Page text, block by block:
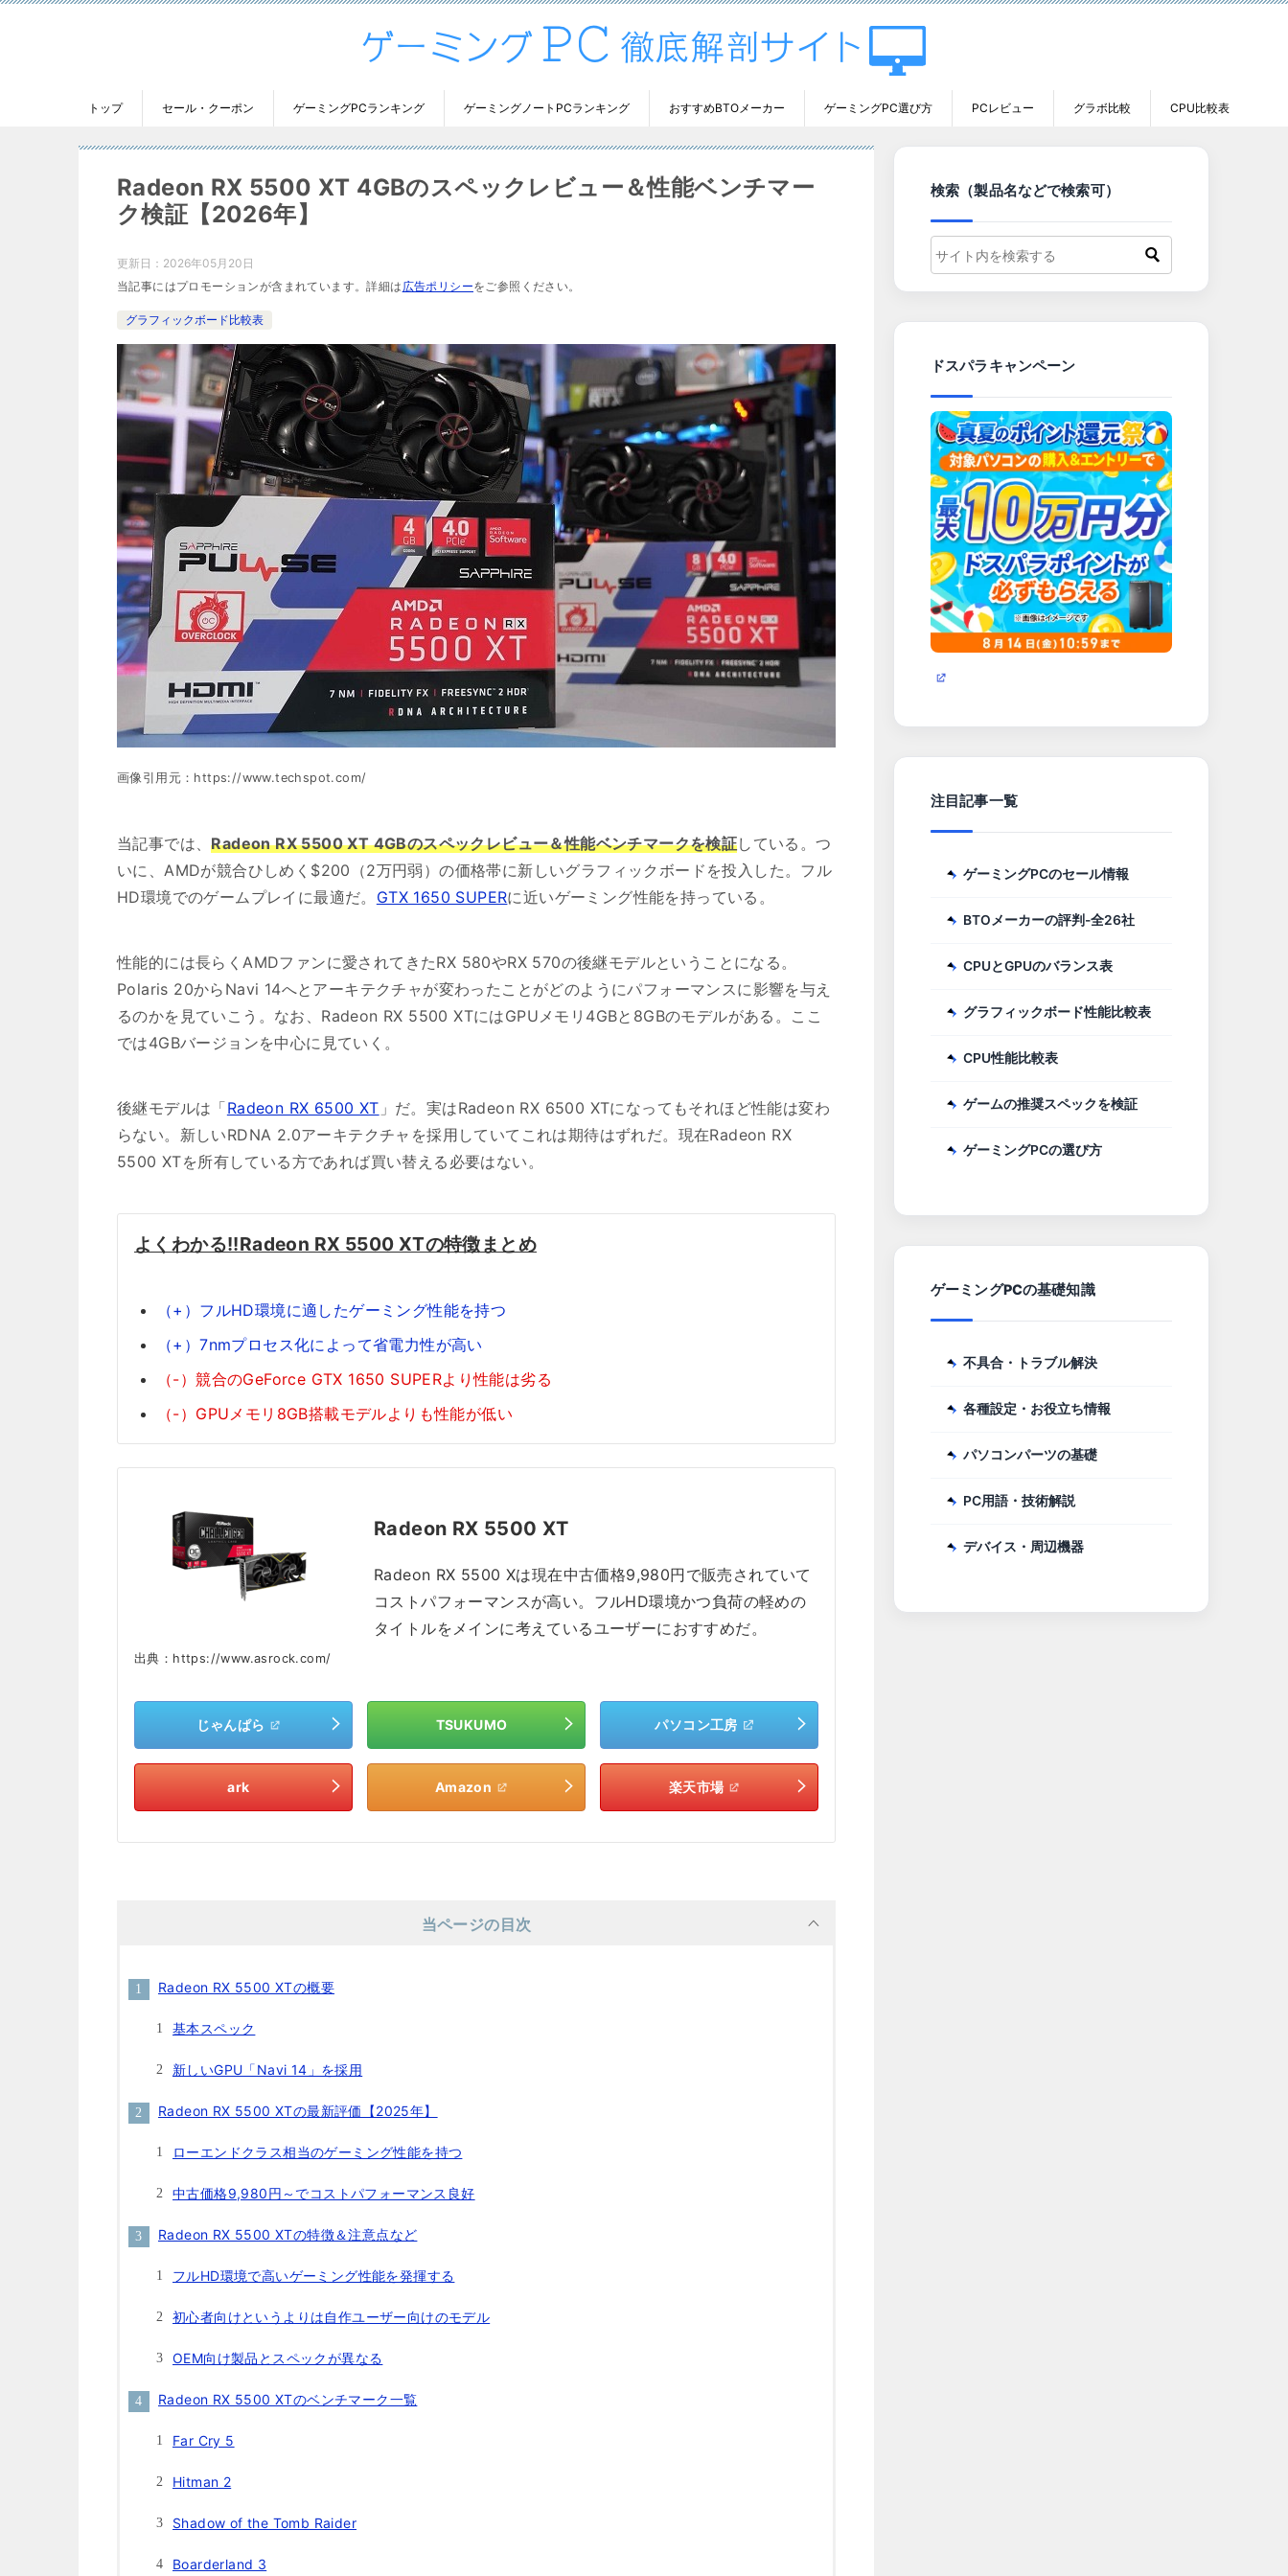
トップ セール・クーポン ゲーミングPCランキング ゲーミングノートPCランキング おすすめBTOメーカー ゲーミングPC選び方 PCレビュー グラボ比較 CPU比較表
Radeon RX 5500 XT 4GBのスペックレビュー＆性能ベンチマー
ク検証【2026年】
更新日： 2026年05月20日
当記事にはプロモーションが含まれています。詳細は 広告ポリシーをご参照ください。
グラフィックボード比較表
画像引用元：https://www.techspot.com/
当記事では、Radeon RX 5500 XT 4GBのスペックレビュー＆性能ベンチマークを検証している。つ
いに、AMDが競合ひしめく$200（2万円弱）の価格帯に新しいグラフィックボードを投入した。フル
HD環境でのゲームプレイに最適だ。 GTX 1650 SUPERに近いゲーミング性能を持っている。
性能的には長らくAMDファンに愛されてきたRX 580やRX 570の後継モデルということになる。
Polaris 20からNavi 14へとアーキテクチャが変わったことがどのようにパフォーマンスに影響を与え
るのかを見ていこう。なお、Radeon RX 5500 XTにはGPUメモリ4GBと8GBのモデルがある。ここ
では4GBバージョンを中心に見ていく。
後継モデルは「Radeon RX 6500 XT 」だ。実はRadeon RX 6500 XTになってもそれほど性能は変わ
らない。新しいRDNA 2.0アーキテクチャを採用していてこれは期待はずれだ。現在Radeon RX
5500 XTを所有している方であれば買い替える必要はない。
よくわかる!!Radeon RX 5500 XTの特徴まとめ
（+）フルHD環境に適したゲーミング性能を持つ
（+）7nmプロセス化によって省電力性が高い
（-）競合のGeForce GTX 1650 SUPERより性能は劣る
（-）GPUメモリ8GB搭載モデルよりも性能が低い
出典：https://www.asrock.com/
Radeon RX 5500 XT
Radeon RX 5500 Xは現在中古価格9,980円で販売されていて
コストパフォーマンスが高い。フルHD環境かつ負荷の軽めの
タイトルをメインに考えているユーザーにおすすめだ。
じゃんぱら TSUKUMO パソコン工房
ark Amazon 楽天市場
当ページの目次
Radeon RX 5500 XTの概要
基本スペック
新しいGPU「Navi 14」を採用
Radeon RX 5500 XTの最新評価【2025年】
ローエンドクラス相当のゲーミング性能を持つ
中古価格9,980円～でコストパフォーマンス良好
Radeon RX 5500 XTの特徴＆注意点など
フルHD環境で高いゲーミング性能を発揮する
初心者向けというよりは自作ユーザー向けのモデル
OEM向け製品とスペックが異なる
Radeon RX 5500 XTのベンチマーク一覧
Far Cry 5
Hitman 2
Shadow of the Tomb Raider
Boarderland 3
検索（製品名などで検索可）
ドスパラキャンペーン
注目記事一覧
ゲーミングPCのセール情報
BTOメーカーの評判-全26社
CPUとGPUのバランス表
グラフィックボード性能比較表
CPU性能比較表
ゲームの推奨スペックを検証
ゲーミングPCの選び方
ゲーミングPCの基礎知識
不具合・トラブル解決
各種設定・お役立ち情報
パソコンパーツの基礎
PC用語・技術解説
デバイス・周辺機器